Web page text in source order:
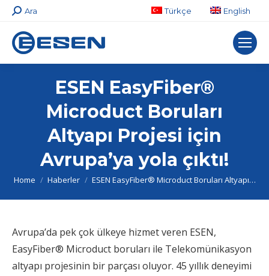
Search:
Ara Türkçe English
ESEN EasyFiber®
Microduct Boruları
Altyapı Projesi için
Avrupa’ya yola çıktı!
You are here:
Home Haberler ESEN EasyFiber® Microduct Boruları Altyapı…
Avrupa’da pek çok ülkeye hizmet veren ESEN,
EasyFiber® Microduct boruları ile Telekomünikasyon
altyapı projesinin bir parçası oluyor. 45 yıllık deneyimi